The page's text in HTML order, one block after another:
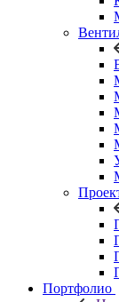
Портфолио